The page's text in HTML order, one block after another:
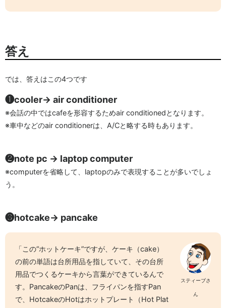
答え
では、答えはこの4つです
❶cooler→ air conditioner
※会話の中ではcafeを形容するためair conditionedとなります。
※車中などのair conditionerは、A/Cと略する時もあります。
❷note pc → laptop computer
※computerを省略して、laptopのみで表現することが多いでしょ
う。
❸hotcake→ pancake
「この“ホットケーキ”ですが、ケーキ（cake）
の前の単語は台所用品を指していて、その台所
用品でつくるケーキから言葉ができているんで
す。PancakeのPanは、フライパンを指すPan
で、HotcakeのHotはホットプレート（Hot Plat
スティーブさ
ん